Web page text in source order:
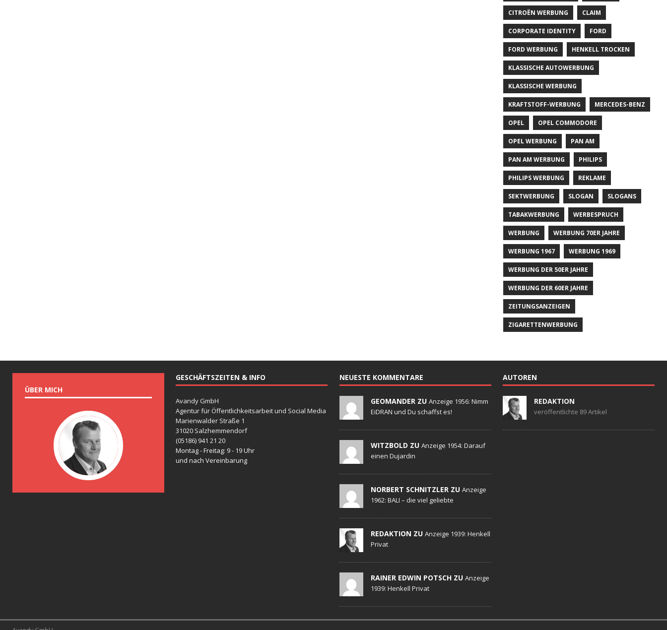
CITROËN WERBUNG CLAIM
CORPORATE IDENTITY FORD
FORD WERBUNG HENKELL TROCKEN
KLASSISCHE AUTOWERBUNG
KLASSISCHE WERBUNG
KRAFTSTOFF-WERBUNG MERCEDES-BENZ
OPEL OPEL COMMODORE
OPEL WERBUNG PAN AM
PAN AM WERBUNG PHILIPS
PHILIPS WERBUNG REKLAME
SEKTWERBUNG SLOGAN SLOGANS
TABAKWERBUNG WERBESPRUCH
WERBUNG WERBUNG 70ER JAHRE
WERBUNG 1967 WERBUNG 1969
WERBUNG DER 50ER JAHRE
WERBUNG DER 60ER JAHRE
ZEITUNGSANZEIGEN
ZIGARETTENWERBUNG
ÜBER MICH
GESCHÄFTSZEITEN & INFO
Avandy GmbH
Agentur für Öffentlichkeitsarbeit und Social Media
Marienwalder Straße 1
31020 Salzhemmendorf
(05186) 941 21 20
Montag - Freitag: 9 - 19 Uhr
und nach Vereinbarung
NEUESTE KOMMENTARE
GEOMANDER ZU Anzeige 1956: Nimm
EiDRAN und Du schaffst es!
WITZBOLD ZU Anzeige 1954: Darauf
einen Dujardin
NORBERT SCHNITZLER ZU Anzeige
1962: BALI – die viel geliebte
REDAKTION ZU Anzeige 1939: Henkell
Privat
RAINER EDWIN POTSCH ZU Anzeige
1939: Henkell Privat
AUTOREN
REDAKTION
veröffentlichte 89 Artikel